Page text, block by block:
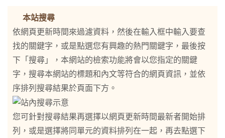
本站搜尋
依網頁更新時間來過濾資料，然後在輸入框中輸入要查
找的關鍵字，或是點選您有興趣的熱門關鍵字，最後按
下「搜尋」，本網站的檢索功能將會以您指定的關鍵
字，搜尋本網站的標題和內文等符合的網頁資訊，並依
序排列搜尋結果於頁面下方。
您可針對搜尋結果再選擇以網頁更新時間最新者開始排
列，或是選擇將同單元的資料排列在一起，再去點選下